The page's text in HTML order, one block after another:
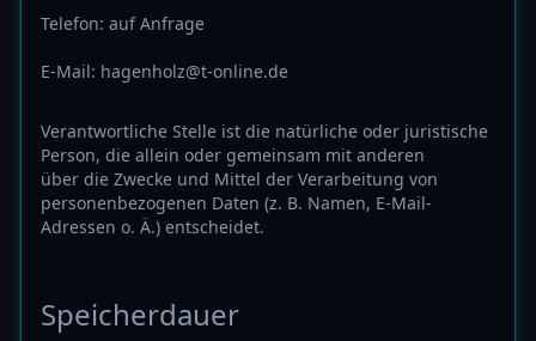
Telefon: auf Anfrage
E-Mail: hagenholz@t-online.de
Verantwortliche Stelle ist die natürliche oder juristische
Person, die allein oder gemeinsam mit anderen
über die Zwecke und Mittel der Verarbeitung von
personenbezogenen Daten (z. B. Namen, E-Mail-
Adressen o. Ä.) entscheidet.
Speicherdauer